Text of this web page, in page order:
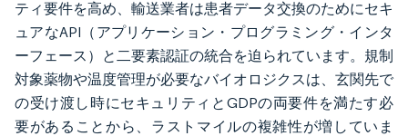
ティ要件を高め、輸送業者は患者データ交換のためにセキ
ュアなAPI（アプリケーション・プログラミング・インタ
ーフェース）と二要素認証の統合を迫られています。規制
対象薬物や温度管理が必要なバイオロジクスは、玄関先で
の受け渡し時にセキュリティとGDPの両要件を満たす必
要があることから、ラストマイルの複雑性が増していま